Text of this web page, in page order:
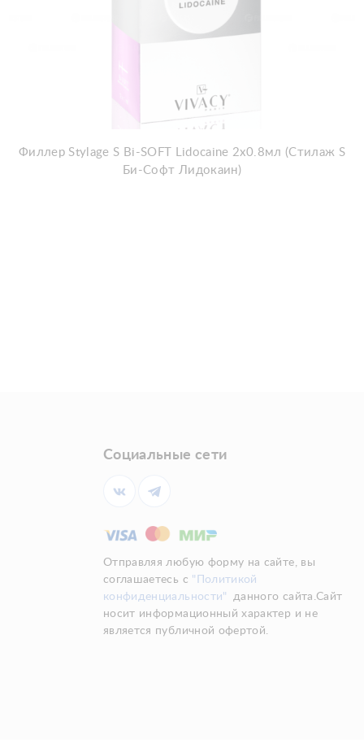
Филлер Stylage S Bi-SOFT Lidocaine 2x0.8мл (Стилаж S
Би-Софт Лидокаин)
Социальные сети
Отправляя любую форму на сайте, вы
соглашаетесь с "Политикой
конфиденциальности"
данного сайта.Сайт
носит информационный характер и не
является публичной офертой.